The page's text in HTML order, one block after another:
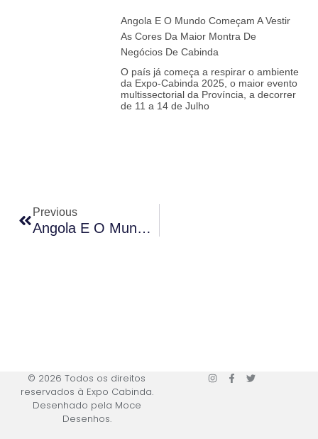
Angola E O Mundo Começam A Vestir
As Cores Da Maior Montra De
Negócios De Cabinda
O país já começa a respirar o ambiente
da Expo-Cabinda 2025, o maior evento
multissectorial da Província, a decorrer
de 11 a 14 de Julho
Previous
Angola E O Mundo Começam A Vestir As Cores Da Maior Montra De Negócios De Cabinda
© 2026 Todos os direitos
reservados à Expo Cabinda.
Desenhado pela Moce
Desenhos.